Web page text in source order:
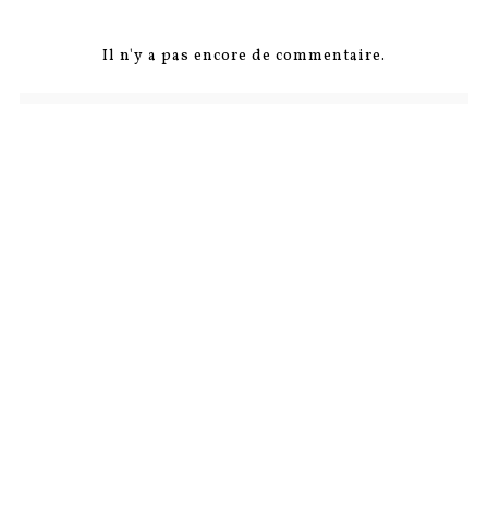
Il n'y a pas encore de commentaire.